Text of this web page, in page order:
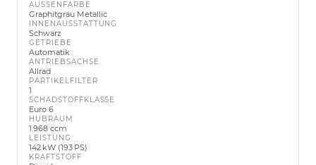
AUSSENFARBE
Graphitgrau Metallic
INNENAUSSTATTUNG
Schwarz
GETRIEBE
Automatik
ANTRIEBSACHSE
Allrad
PARTIKELFILTER
1
SCHADSTOFFKLASSE
Euro 6
HUBRAUM
1.968 ccm
LEISTUNG
142 kW (193 PS)
KRAFTSTOFF